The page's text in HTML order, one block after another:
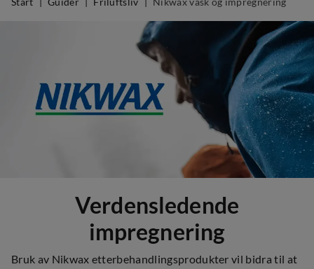
Verdensledende
impregnering
Bruk av Nikwax etterbehandlingsprodukter vil bidra til at